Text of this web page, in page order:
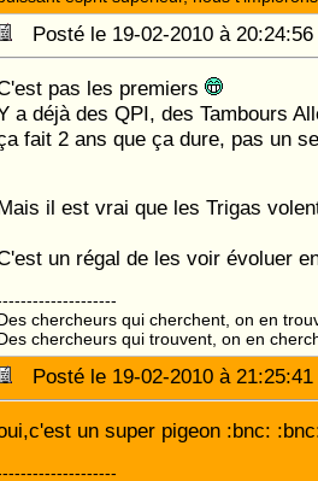
Posté le 19-02-2010 à
pas les premiers
a déjà des QPI, des Tambours
fait 2 ans que ça dure, pas un
il est vrai que les Trigas
un régal de les voir évoluer
chercheurs qui cherchent, on en
chercheurs qui trouvent, on en
Posté le 19-02-2010 à
un super pigeon :bnc: